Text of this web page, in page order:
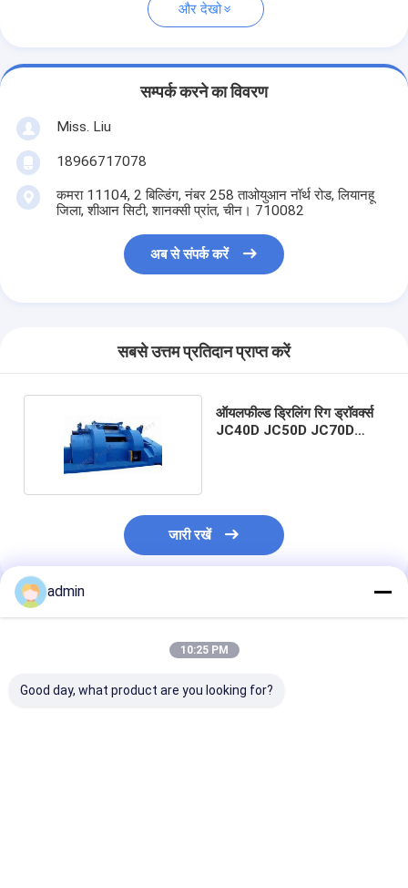
और देखो
सम्पर्क करने का विवरण
Miss. Liu
18966717078
कमरा 11104, 2 बिल्डिंग, नंबर 258 ताओयुआन नॉर्थ रोड, लियानहू
जिला, शीआन सिटी, शानक्सी प्रांत, चीन। 710082
अब से संपर्क करें
सबसे उत्तम प्रतिदान प्राप्त करें
ऑयलफील्ड ड्रिलिंग रिग ड्रॉवर्क्स
JC40D JC50D JC70D
जारी रखें
अनुशंसित उत्पाद
admin
10:25 PM
Good day, what product are you looking for?